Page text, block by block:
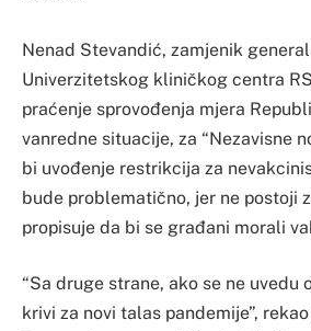
Nenad Stevandić, zamjenik
Univerzitetskog kliničkog centra
praćenje sprovođenja mjera
vanredne situacije, za “Nezavisne
bi uvođenje restrikcija za
bude problematično, jer ne postoji
propisuje da bi se građani morali
“Sa druge strane, ako se ne uvedu
krivi za novi talas pandemije”,